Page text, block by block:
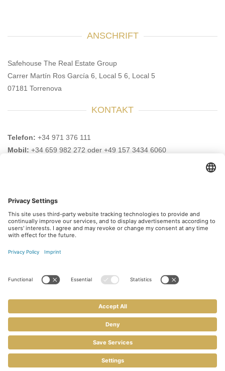
ANSCHRIFT
Safehouse The Real Estate Group
Carrer Martín Ros García 6, Local 5 6, Local 5
07181 Torrenova
KONTAKT
Telefon: +34 971 376 111
Mobil: +34 659 982 272 oder +49 157 3434 6060
BESUCHEN SIE UNS AUCH HIER
Kontakt
Impressum
Datenschutz
Abonnieren Sie unseren
als erster über neue Updates informiert.